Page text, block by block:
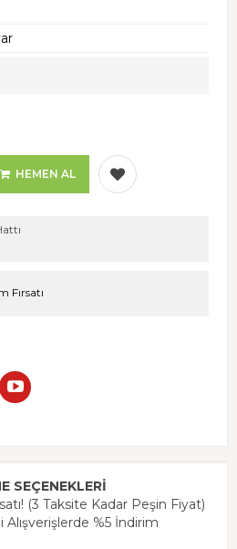
HEMEN AL
Fırsatı
SEÇENEKLERİ
(3 Taksite Kadar Peşin Fiyat)
Alışverişlerde %5 İndirim